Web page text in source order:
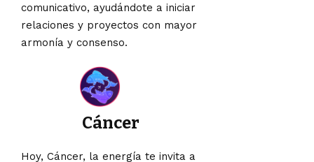
comunicativo, ayudándote a iniciar
relaciones y proyectos con mayor
armonía y consenso.
Cáncer
Hoy, Cáncer, la energía te invita a